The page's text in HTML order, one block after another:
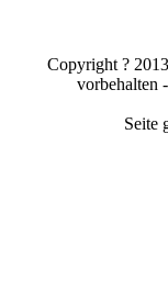
Copyright ?
vorbehalten
Seite